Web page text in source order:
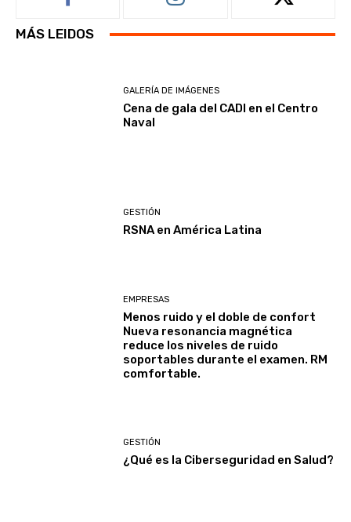
MÁS LEIDOS
GALERÍA DE IMÁGENES
Cena de gala del CADI en el Centro
Naval
GESTIÓN
RSNA en América Latina
EMPRESAS
Menos ruido y el doble de confort
Nueva resonancia magnética
reduce los niveles de ruido
soportables durante el examen. RM
comfortable.
GESTIÓN
¿Qué es la Ciberseguridad en Salud?